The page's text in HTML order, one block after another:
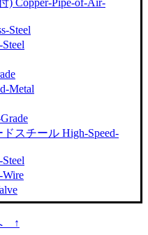
) Copper-Pipe-of-Air-
Steel
Metal
スチール High-Speed-
↑